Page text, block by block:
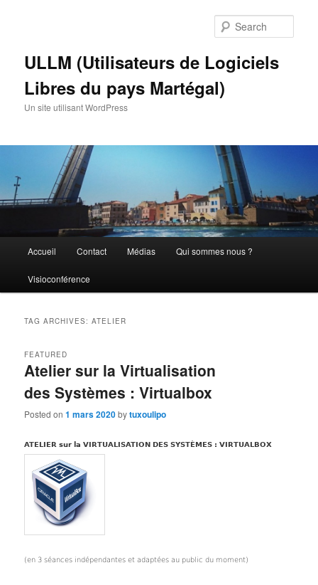
ULLM (Utilisateurs de Logiciels
Libres du pays Martégal)
Un site utilisant WordPress
Accueil Contact Médias Qui sommes nous ?
Visioconférence
TAG ARCHIVES:ATELIER
Atelier sur la Virtualisation
des Systèmes : Virtualbox
FEATURED
Posted on1 mars 2020bytuxoulipo
ATELIER sur la VIRTUALISATION DES SYSTÈMES : VIRTUALBOX
(en 3 séances indépendantes et adaptées au public du moment)